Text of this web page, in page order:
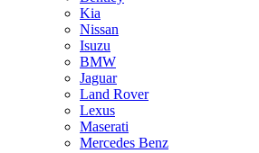
Kia
Nissan
Isuzu
BMW
Jaguar
Land Rover
Lexus
Maserati
Mercedes Benz